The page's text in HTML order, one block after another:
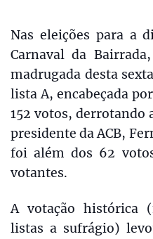
Nas eleições para a
Carnaval da
madrugada desta
lista A, encabeçada
152 votos, derrotando
presidente da ACB,
foi além dos 62
votantes.
A votação histórica
listas a sufrágio)